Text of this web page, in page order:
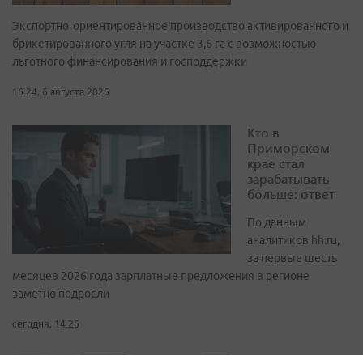
Экспортно‑ориентированное производство активированного и
брикетированного угля на участке 3,6 га с возможностью
льготного финансирования и господдержки
16:24, 6 августа 2026
Кто в
Приморском
крае стал
зарабатывать
больше: ответ
По данным
аналитиков hh.ru,
за первые шесть
месяцев 2026 года зарплатные предложения в регионе
заметно подросли
сегодня, 14:26